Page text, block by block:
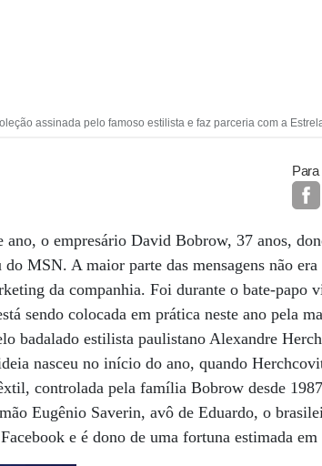
assinada pelo famoso estilista e faz parceria com a
o empresário David Bobrow, 37 anos,
MSN. A maior parte das mensagens não
da companhia. Foi durante o bate-papo
sendo colocada em prática neste ano pela
badalado estilista paulistano Alexandre
nasceu no início do ano, quando
controlada pela família Bobrow desde
Eugênio Saverin, avô de Eduardo, o
e é dono de uma fortuna estimada